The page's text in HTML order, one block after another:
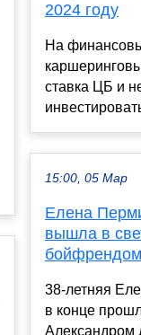
2024 году
На
ставка ЦБ и
15:00, 05 Мар
Елена
вышла в
бойфрендом
38-летняя
в конце